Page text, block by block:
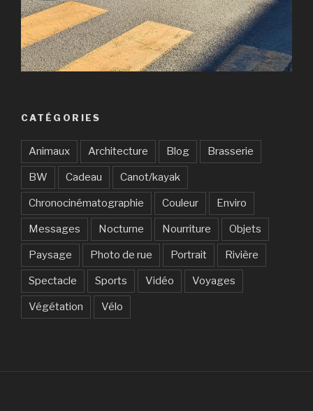
CATÉGORIES
Animaux Architecture Blog Brasserie
BW Cadeau Canot/kayak
Chronocinématographie Couleur Enviro
Messages Nocturne Nourriture Objets
Paysage Photo de rue Portrait Rivière
Spectacle Sports Vidéo Voyages
Végétation Vélo